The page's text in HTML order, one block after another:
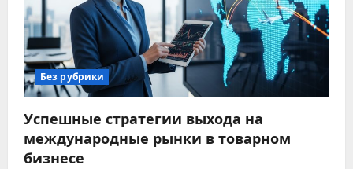
Без рубрики
Успешные стратегии выхода на
международные рынки в товарном
бизнесе